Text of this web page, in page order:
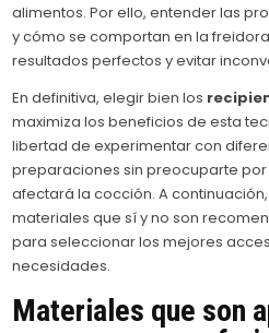
alimentos. Por ello, entender las
y cómo se comportan en la
resultados perfectos y evitar
En definitiva, elegir bien los
maximiza los beneficios de esta
libertad de experimentar con
preparaciones sin preocuparte
afectará la cocción. A
materiales que sí y no son
para seleccionar los mejores
necesidades.
Materiales que son